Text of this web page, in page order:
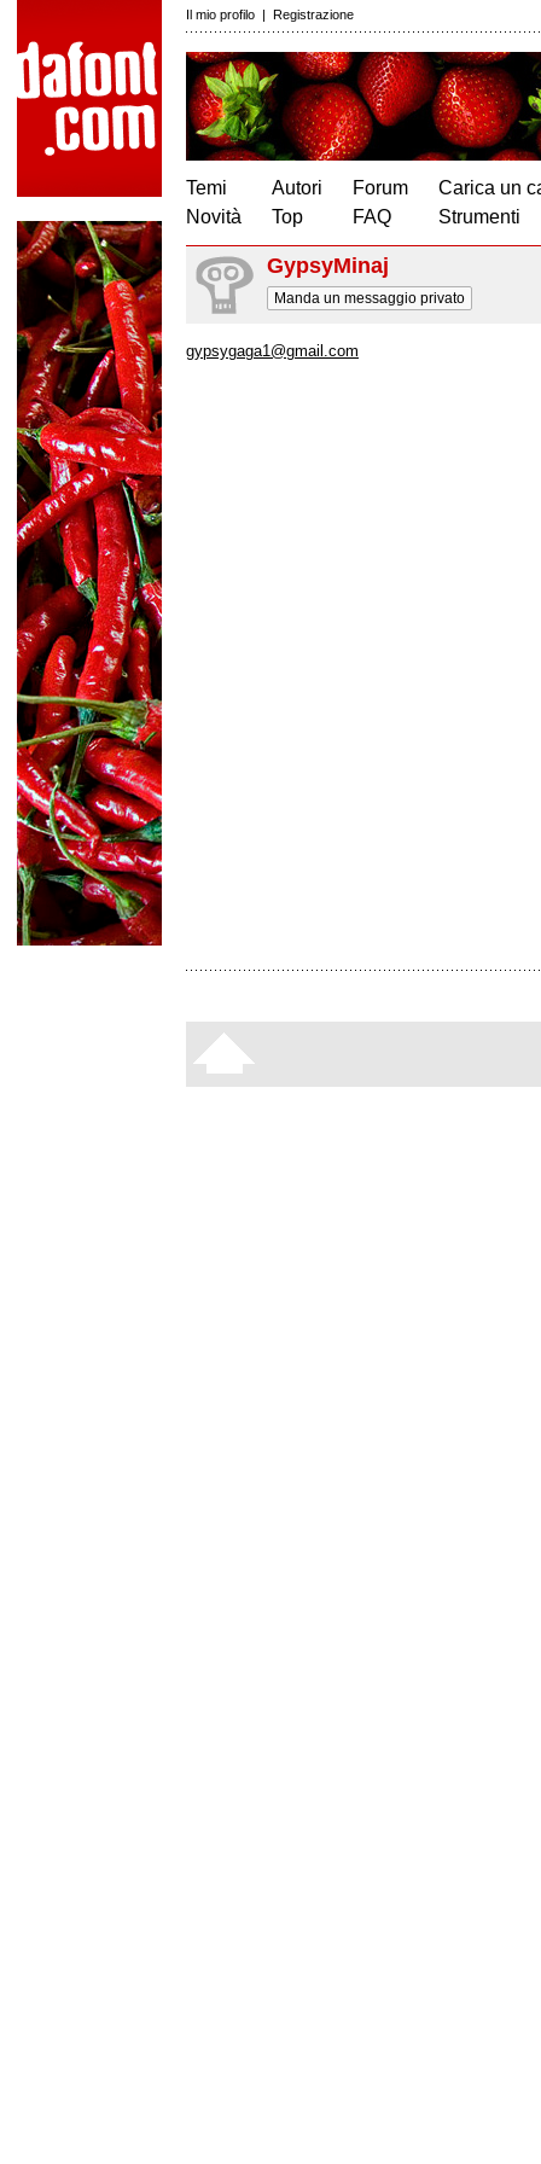
Il mio profilo | Registrazione
Temi
Novità
Autori
Top
Forum
FAQ
Carica un
Strumenti
GypsyMinaj
Manda un messaggio privato
gypsygaga1@gmail.com